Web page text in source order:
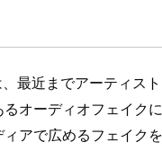
最近までアーティス
オーディオフェイ
アで広めるフェイク